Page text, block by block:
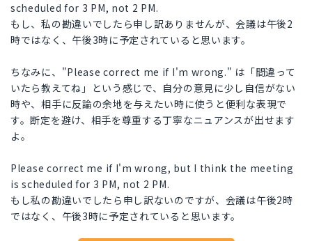
scheduled for 3 PM, not 2 PM.
もし、私の勘違いでしたら申し訳ありませんが、会議は午後2
時ではなく、午後3時に予定されていると思います。
ちなみに、"Please correct me if I'm wrong." は「間違って
いたら教えてね」という感じで、自分の意見に少し自信がない
時や、相手に反論の余地を与えたい時に使うと便利な表現で
す。断定を避け、相手を尊重する丁寧なニュアンスが出せます
よ。
Please correct me if I'm wrong, but I think the meeting
is scheduled for 3 PM, not 2 PM.
もし私の勘違いでしたら申し訳ないのですが、会議は午後2時
ではなく、午後3時に予定されていると思います。